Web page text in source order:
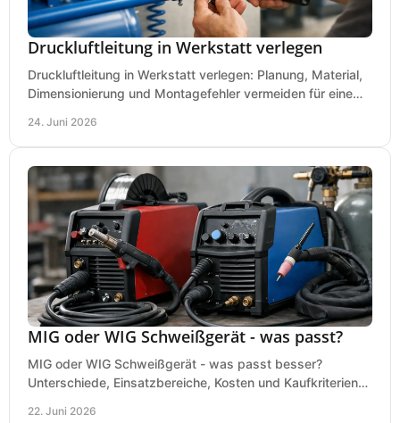
Druckluftleitung in Werkstatt verlegen
Druckluftleitung in Werkstatt verlegen: Planung, Material,
Dimensionierung und Montagefehler vermeiden für eine
24. Juni 2026
MIG oder WIG Schweißgerät - was passt?
MIG oder WIG Schweißgerät - was passt besser?
Unterschiede, Einsatzbereiche, Kosten und Kaufkriterien
22. Juni 2026